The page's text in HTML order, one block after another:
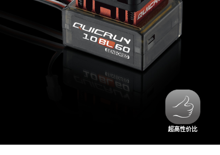
超高性价比